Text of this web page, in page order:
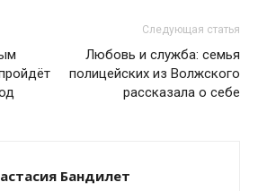
Следующая статья
Любовь и служба: семья
полицейских из Волжского
рассказала о себе
Бандилет